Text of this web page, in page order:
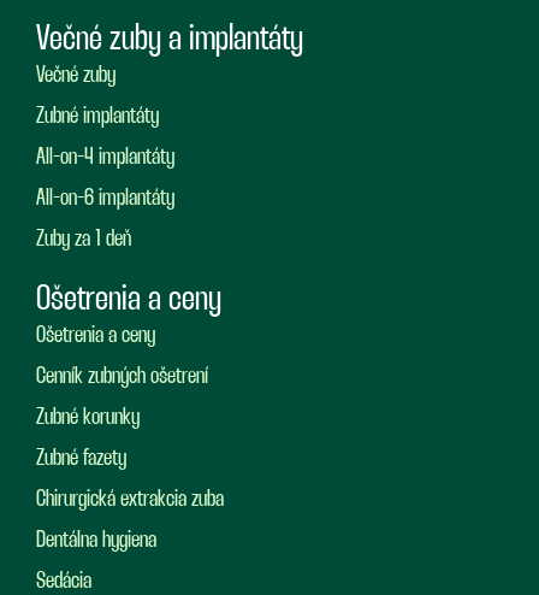
Večné zuby a implantáty
Večné zuby
Zubné implantáty
All-on-4 implantáty
All-on-6 implantáty
Zuby za 1 deň
Ošetrenia a ceny
Ošetrenia a ceny
Cenník zubných ošetrení
Zubné korunky
Zubné fazety
Chirurgická extrakcia zuba
Dentálna hygiena
Sedácia